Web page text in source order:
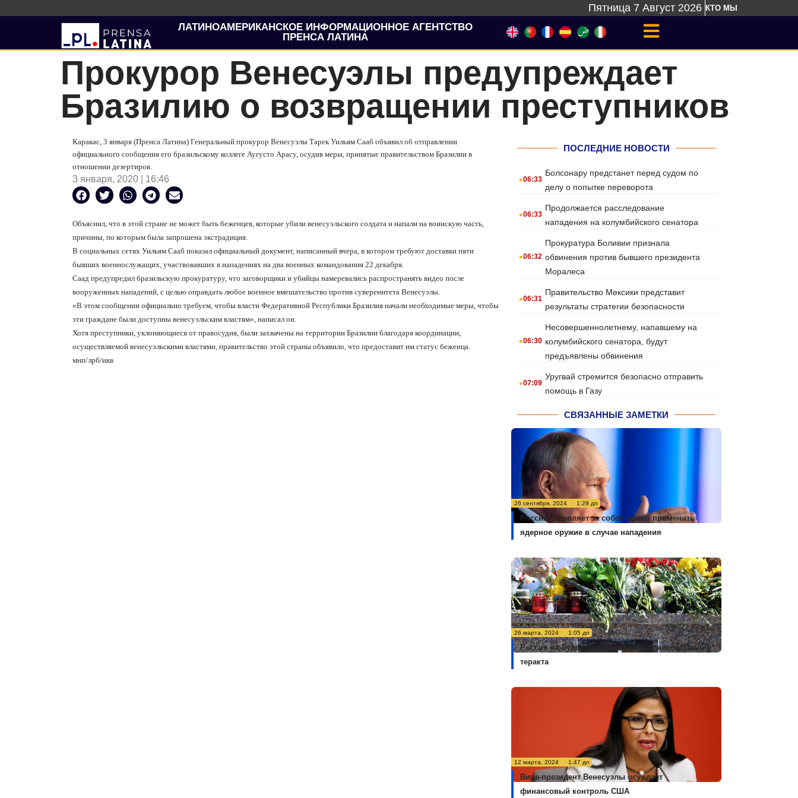
Пятница 7 Август 2026 КТО МЫ
ЛАТИНОАМЕРИКАНСКОЕ ИНФОРМАЦИОННОЕ АГЕНТСТВО
ПРЕНСА ЛАТИНА
Прокурор Венесуэлы предупреждает
Бразилию о возвращении преступников
Каракас, 3 января (Пренса Латина) Генеральный прокурор Венесуэлы Тарек Уильям Сааб объявил об отправлении
официального сообщения его бразильскому коллеге Аугусто Арасу, осудив меры, принятые правительством Бразилии в
отношении дезертиров.
3 января, 2020 | 16:46
Объяснил, что в этой стране не может быть беженцев, которые убили венесуэльского солдата и напали на воинскую часть,
причины, по которым была запрошена экстрадиция.
В социальных сетях Уильям Сааб показал официальный документ, написанный вчера, в котором требуют доставки пяти
бывших военнослужащих, участвовавших в нападениях на два военных командования 22 декабря.
Саад предупредил бразильскую прокуратуру, что заговорщики и убийцы намеревались распространять видео после
вооруженных нападений, с целью оправдать любое военное вмешательство против суверенитета Венесуэлы.
«В этом сообщении официально требуем, чтобы власти Федеративной Республики Бразилия начали необходимые меры, чтобы
эти граждане были доступны венесуэльским властям», написал он.
Хотя преступники, уклоняющиеся от правосудия, были захвачены на территории Бразилии благодаря координации,
осуществляемой венесуэльскими властями, правительство этой страны объявило, что предоставит им статус беженца.
мнп/лрб/икв
ПОСЛЕДНИЕ НОВОСТИ
.06:33
Болсонару предстанет перед судом по
делу о попытке переворота
.06:33
Продолжается расследование
нападения на колумбийского сенатора
.06:32
Прокуратура Боливии признала
обвинения против бывшего президента
Моралеса
.06:31
Правительство Мексики представит
результаты стратегии безопасности
.06:30
Несовершеннолетнему, напавшему на
колумбийского сенатора, будут
предъявлены обвинения
.07:09
Уругвай стремится безопасно отправить
помощь в Газу
СВЯЗАННЫЕ ЗАМЕТКИ
26 сентября, 2024 1:29 дп
Россия оставляет за собой право применить
ядерное оружие в случае нападения
26 марта, 2024 1:05 дп
Россия не будет комментировать расследование
теракта
12 марта, 2024 1:47 дп
Вице-президент Венесуэлы осуждает
финансовый контроль США